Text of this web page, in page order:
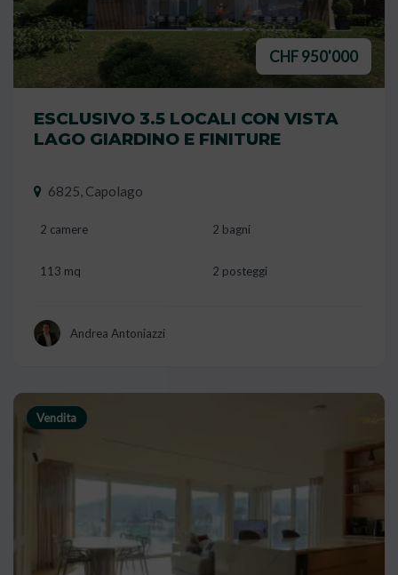
CHF 950'000
ESCLUSIVO 3.5 LOCALI CON VISTA
LAGO GIARDINO E FINITURE
6825, Capolago
2 camere 2 bagni
113 mq 2 posteggi
Andrea Antoniazzi
Vendita